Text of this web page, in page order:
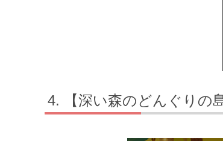
【深い森のどんぐりの